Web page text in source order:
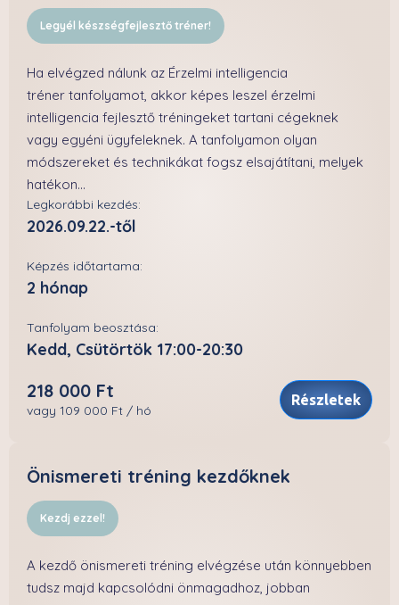
Legyél készségfejlesztő tréner!
Ha elvégzed nálunk az Érzelmi intelligencia
tréner tanfolyamot, akkor képes leszel érzelmi
intelligencia fejlesztő tréningeket tartani cégeknek
vagy egyéni ügyfeleknek. A tanfolyamon olyan
módszereket és technikákat fogsz elsajátítani, melyek
hatékon...
Legkorábbi kezdés:
2026.09.22.-től
Képzés időtartama:
2 hónap
Tanfolyam beosztása:
Kedd, Csütörtök 17:00-20:30
218 000 Ft
vagy 109 000 Ft / hó
Részletek
Önismereti tréning kezdőknek
Kezdj ezzel!
A kezdő önismereti tréning elvégzése után könnyebben
tudsz majd kapcsolódni önmagadhoz, jobban